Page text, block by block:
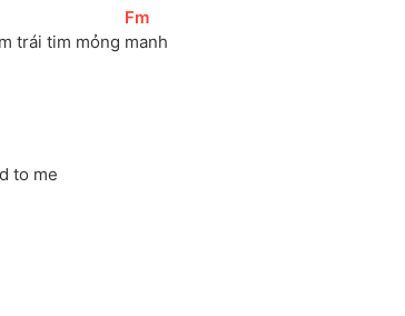
trái tim mỏng
[Fm
manh
to me